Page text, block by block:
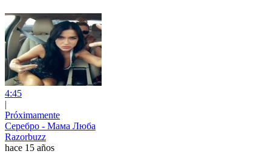
4:45
|
Próximamente
Серебро - Мама Люба
Razorbuzz
hace 15 años